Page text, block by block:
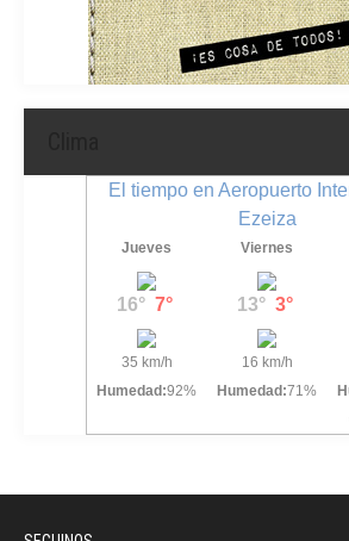
El tiempo en Aeropuerto
Ezeiza
Jueves
16° 7°
35 km/h
Humedad:92%
Viernes
13° 3°
16 km/h
Humedad:71%